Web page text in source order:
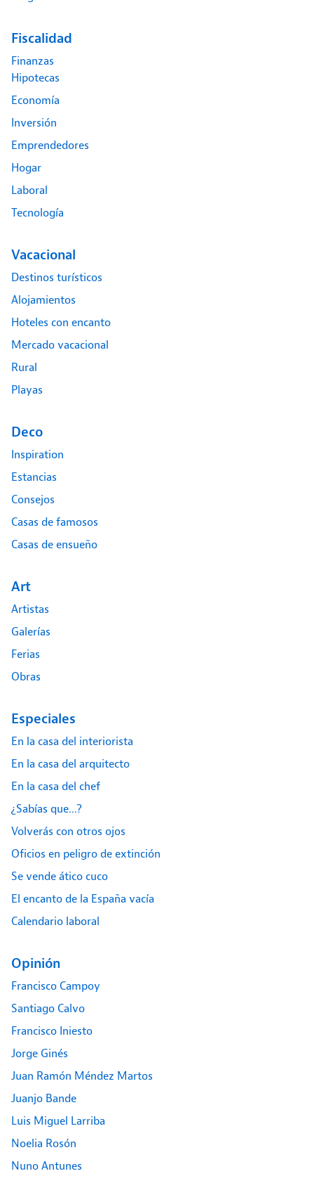
Fiscalidad
Finanzas
Hipotecas
Economía
Inversión
Emprendedores
Hogar
Laboral
Tecnología
Vacacional
Destinos turísticos
Alojamientos
Hoteles con encanto
Mercado vacacional
Rural
Playas
Deco
Inspiration
Estancias
Consejos
Casas de famosos
Casas de ensueño
Art
Artistas
Galerías
Ferias
Obras
Especiales
En la casa del interiorista
En la casa del arquitecto
En la casa del chef
¿Sabías que...?
Volverás con otros ojos
Oficios en peligro de extinción
Se vende ático cuco
El encanto de la España vacía
Calendario laboral
Opinión
Francisco Campoy
Santiago Calvo
Francisco Iniesto
Jorge Ginés
Juan Ramón Méndez Martos
Juanjo Bande
Luis Miguel Larriba
Noelia Rosón
Nuno Antunes